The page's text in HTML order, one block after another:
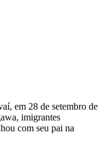
em 28 de setembro de
imigrantes
com seu pai na